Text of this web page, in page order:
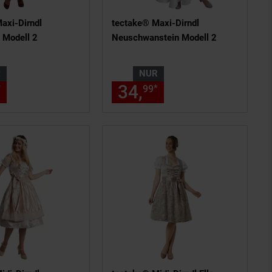
Seitenende
Fußnote, Details am
Dirndl
Modell 2
€ Sternchen Fußnote,
tectake® Maxi-Dirndl
Neuschwanstein Modell 2
NUR
34,99*